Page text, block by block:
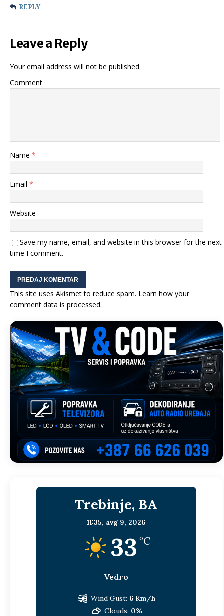
REPLY
Leave a Reply
Your email address will not be published.
Comment
Name *
Email *
Website
Save my name, email, and website in this browser for the next
time I comment.
This site uses Akismet to reduce spam. Learn how your
comment data is processed.
Trebinje, BA
11:35, avg 9, 2026
33 °C
Vedro
Wind Gust: 6 Km/h
Clouds: 0%